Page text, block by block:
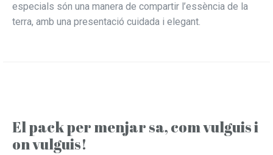
especials són una manera de compartir l’essència de la
terra, amb una presentació cuidada i elegant.
El pack per menjar sa, com vulguis i
on vulguis!